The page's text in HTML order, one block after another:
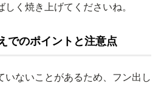
く焼き上げてくださいね。
でのポイントと注意点
いないことがあるため、フン出し